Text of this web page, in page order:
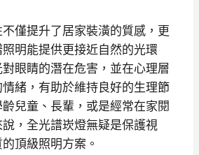
僅提升了居家裝潢的質感，更
明能提供更接近自然的光環
眼睛的潛在危害，並在心理層
緒，有助於維持良好的生理節
兒童、長輩，或是經常在家閱
，全光譜崁燈無疑是保護視
頂級照明方案。